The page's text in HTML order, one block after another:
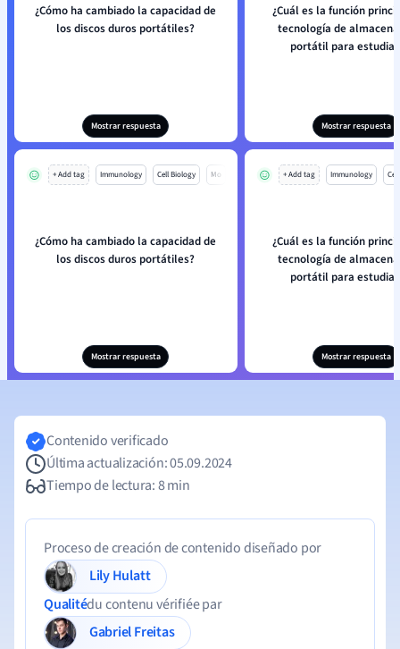
¿Cómo ha cambiado la capacidad de
los discos duros portátiles?
Mostrar respuesta
¿Cuál es la función
tecnología de
portátil para
Mostrar respuesta
+ Add tag Immunology Cell Biology Mo
¿Cómo ha cambiado la capacidad de
los discos duros portátiles?
Mostrar respuesta
+ Add tag Immunology
¿Cuál es la función
tecnología de
portátil para
Mostrar respuesta
Contenido verificado
Última actualización: 05.09.2024
Tiempo de lectura: 8 min
Proceso de creación de contenido diseñado por
Lily Hulatt
Qualitédu contenu vérifiée par
Gabriel Freitas